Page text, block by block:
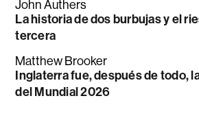
John Authers
La historia de dos burbujas y el
tercera
Matthew Brooker
Inglaterra fue, después de todo,
del Mundial 2026